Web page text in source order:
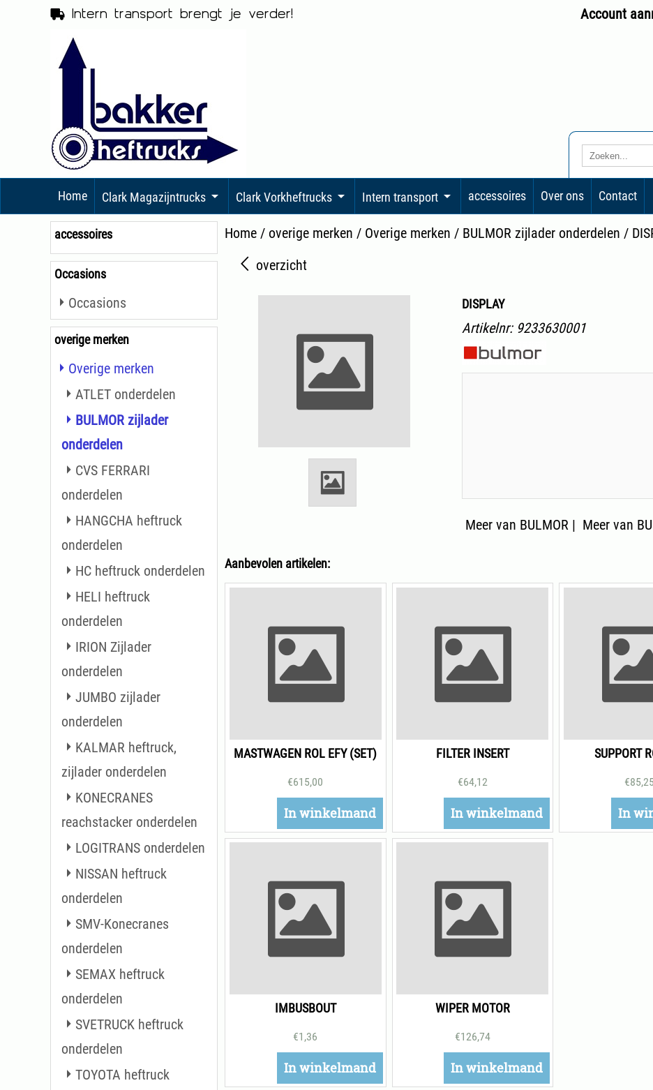
Intern transport brengt je verder! Account
Home Clark Magazijntrucks Clark Vorkheftrucks Intern transport accessoires Over ons Contact
accessoires
Occasions
Occasions
overige merken
Overige merken
ATLET onderdelen
BULMOR zijlader
onderdelen
CVS FERRARI
onderdelen
HANGCHA heftruck
onderdelen
HC heftruck onderdelen
HELI heftruck
onderdelen
IRION Zijlader
onderdelen
JUMBO zijlader
onderdelen
KALMAR heftruck,
zijlader onderdelen
KONECRANES
reachstacker onderdelen
LOGITRANS onderdelen
NISSAN heftruck
onderdelen
SMV-Konecranes
onderdelen
SEMAX heftruck
onderdelen
SVETRUCK heftruck
onderdelen
TOYOTA heftruck
Home / overige merken / Overige merken / BULMOR zijlader onderdelen /
overzicht
DISPLAY
Artikelnr: 9233630001
Meer van BULMOR | Meer van
Aanbevolen artikelen:
MASTWAGEN ROL EFY (SET)
€615,00
In winkelmand
FILTER INSERT
€64,12
In winkelmand
SUPPORT
€
In
IMBUSBOUT
€1,36
In winkelmand
WIPER MOTOR
€126,74
In winkelmand